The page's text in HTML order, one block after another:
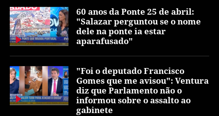
60 anos da Ponte 25 de abril:
"Salazar perguntou se o nome
dele na ponte ia estar
aparafusado"
"Foi o deputado Francisco
Gomes que me avisou": Ventura
diz que Parlamento não o
informou sobre o assalto ao
gabinete